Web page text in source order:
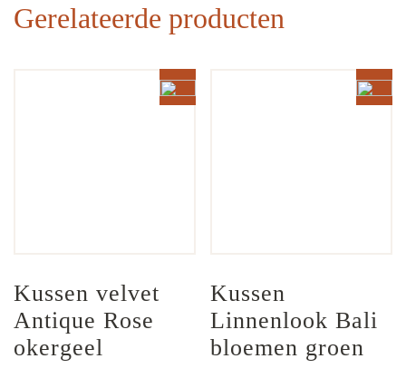
Gerelateerde producten
Kussen velvet
Antique Rose
okergeel
Kussen
Linnenlook Bali
bloemen groen